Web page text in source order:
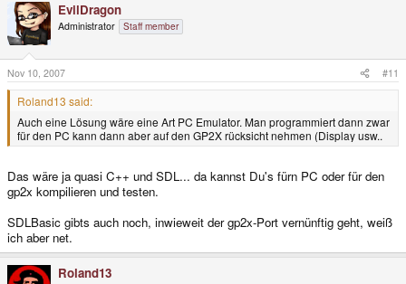
EvilDragon
Administrator Staff member
Nov 10, 2007 #11
Roland13 said:
Auch eine Lösung wäre eine Art PC Emulator. Man programmiert dann zwar
für den PC kann dann aber auf den GP2X rücksicht nehmen (Display usw..
Das wäre ja quasi C++ und SDL... da kannst Du's fürn PC oder für den
gp2x kompilieren und testen.
SDLBasic gibts auch noch, inwieweit der gp2x-Port vernünftig geht, weiß
ich aber net.
Roland13